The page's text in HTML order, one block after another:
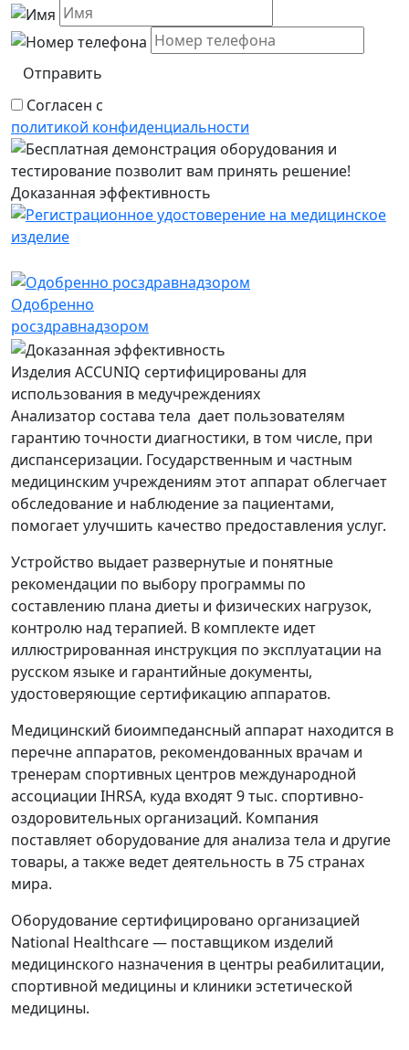
Отправить
Согласен с
политикой конфиденциальности
Доказанная эффективность
Одобренно
росздравнадзором
Изделия ACCUNIQ сертифицированы для
использования в медучреждениях
Анализатор состава тела дает пользователям
гарантию точности диагностики, в том числе, при
диспансеризации. Государственным и частным
медицинским учреждениям этот аппарат облегчает
обследование и наблюдение за пациентами,
помогает улучшить качество предоставления услуг.
Устройство выдает развернутые и понятные
рекомендации по выбору программы по
составлению плана диеты и физических нагрузок,
контролю над терапией. В комплекте идет
иллюстрированная инструкция по эксплуатации на
русском языке и гарантийные документы,
удостоверяющие сертификацию аппаратов.
Медицинский биоимпедансный аппарат находится в
перечне аппаратов, рекомендованных врачам и
тренерам спортивных центров международной
ассоциации IHRSA, куда входят 9 тыс. спортивно-
оздоровительных организаций. Компания
поставляет оборудование для анализа тела и другие
товары, а также ведет деятельность в 75 странах
мира.
Оборудование сертифицировано организацией
National Healthcare — поставщиком изделий
медицинского назначения в центры реабилитации,
спортивной медицины и клиники эстетической
медицины.